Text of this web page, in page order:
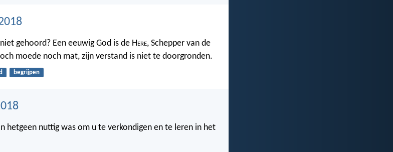
gehoord? Een eeuwig God is de Here, Schepper van de
moede noch mat, zijn verstand is niet te doorgronden.
begrijpen
hetgeen nuttig was om u te verkondigen en te leren in het